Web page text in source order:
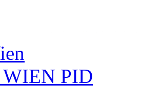
PID